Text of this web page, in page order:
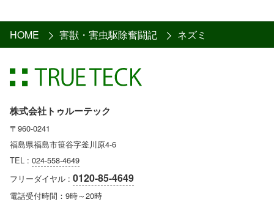
HOME 害獣・害虫駆除奮闘記 ネズミ
株式会社トゥルーテック
〒960-0241
福島県福島市笹谷字釜川原4-6
TEL : 024-558-4649
フリーダイヤル : 0120-85-4649
電話受付時間：9時～20時